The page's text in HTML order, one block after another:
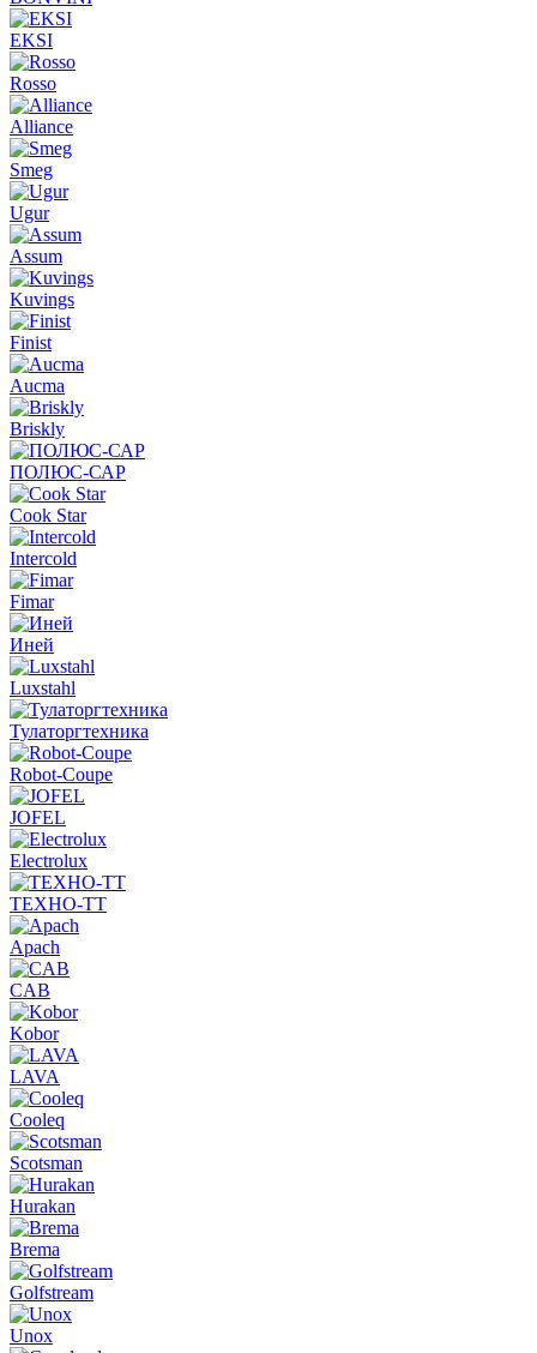
EKSI
Rosso
Alliance
Smeg
Ugur
Assum
Kuvings
Finist
Aucma
Briskly
ПОЛЮС-САР
Cook Star
Intercold
Fimar
Иней
Luxstahl
Тулаторгтехника
Robot-Coupe
JOFEL
Electrolux
ТЕХНО-ТТ
Apach
CAB
Kobor
LAVA
Cooleq
Scotsman
Hurakan
Brema
Golfstream
Unox